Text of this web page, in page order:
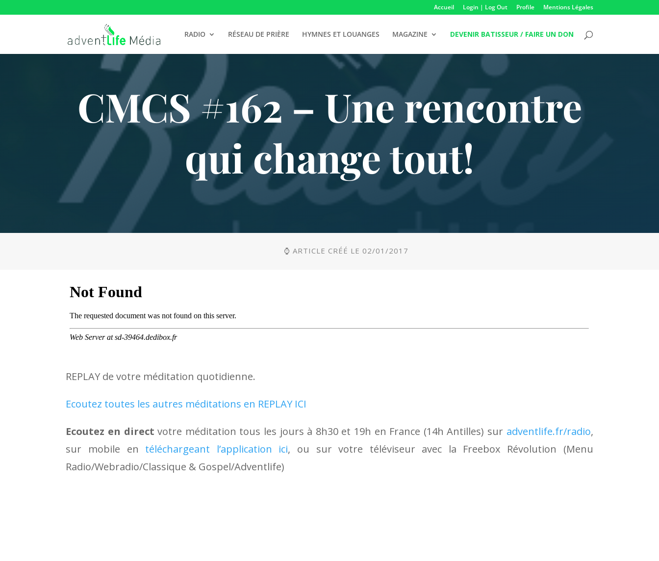
Accueil Login | Log Out Profile Mentions Légales
RADIO RÉSEAU DE PRIÈRE HYMNES ET LOUANGES MAGAZINE DEVENIR BATISSEUR / FAIRE UN DON
CMCS #162 – Une rencontre
qui change tout!
⌚ ARTICLE CRÉÉ LE 02/01/2017
REPLAY de votre méditation quotidienne.
Ecoutez toutes les autres méditations en REPLAY ICI
Ecoutez en direct votre méditation tous les jours à 8h30 et 19h en France (14h Antilles) sur adventlife.fr/radio,
sur mobile en téléchargeant l’application ici, ou sur votre téléviseur avec la Freebox Révolution (Menu
Radio/Webradio/Classique & Gospel/Adventlife)